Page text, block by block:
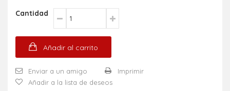
Cantidad
Añadir al carrito
Enviar a un amigo
Imprimir
Añadir a la lista de deseos